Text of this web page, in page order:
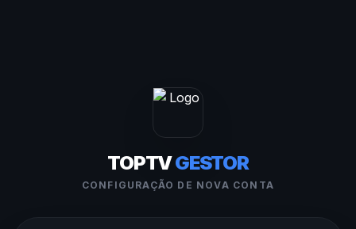
TOPTVGESTOR
CONFIGURAÇÃO DE NOVA CONTA